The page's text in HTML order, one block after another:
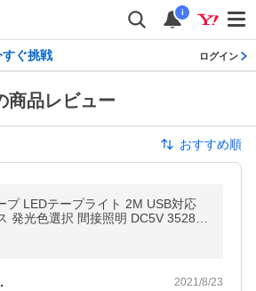
i
ぐ挑戦 ログイン
商品レビュー
おすすめ順
プ LEDテープライト 2M USB対応
発光色選択 間接照明 DC5V 3528 S
可能 メール便限定送料無料 USB-35
2021/8/23